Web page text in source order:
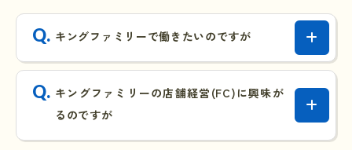
キングファミリーで働きたいのですが
キングファミリーの店舗経営(FC)に興味が
るのですが